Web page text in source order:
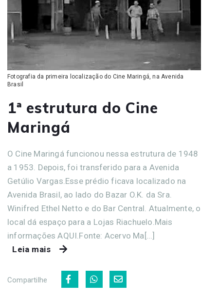
Fotografia da primeira localização do Cine Maringá, na Avenida
Brasil
1ª estrutura do Cine
Maringá
O Cine Maringá funcionou nessa estrutura de 1948
a 1953. Depois, foi transferido para a Avenida
Getúlio Vargas.Esse prédio ficava localizado na
Avenida Brasil, ao lado do Bazar O.K. da Sra.
Winifred Ethel Netto e do Bar Central. Atualmente, o
local dá espaço para a Lojas Riachuelo.Mais
informações AQUI.Fonte: Acervo Ma[...]
Leia mais
Compartilhe